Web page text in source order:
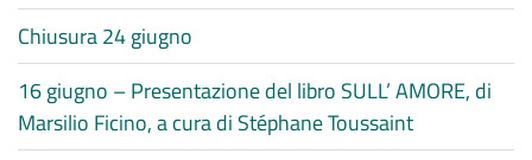
Chiusura 24 giugno
16 giugno – Presentazione del libro SULL’ AMORE, di
Marsilio Ficino, a cura di Stéphane Toussaint